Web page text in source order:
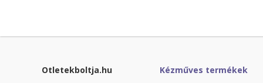
Otletekboltja.hu
Kézműves termékek